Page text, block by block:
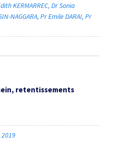
KERMARREC Dr Sonia
NAGGARA Pr Emile DARAI Pr
retentissements